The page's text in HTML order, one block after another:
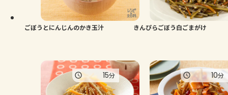
ごぼうとにんじんのかき玉汁 きんぴらごぼう白ごまがけ
15分 10分